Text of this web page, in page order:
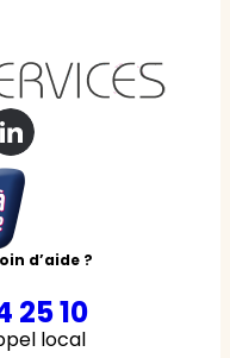
d’aide ?
25 10
local